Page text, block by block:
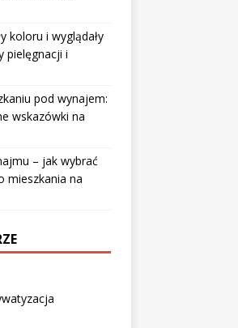
koloru i wyglądały
pielęgnacji i
pod wynajem:
wskazówki na
– jak wybrać
mieszkania na